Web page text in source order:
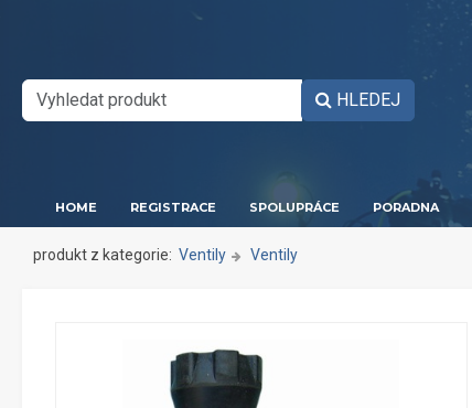
HLEDEJ
HOME REGISTRACE SPOLUPRÁCE PORADNA
produkt z kategorie: Ventily Ventily